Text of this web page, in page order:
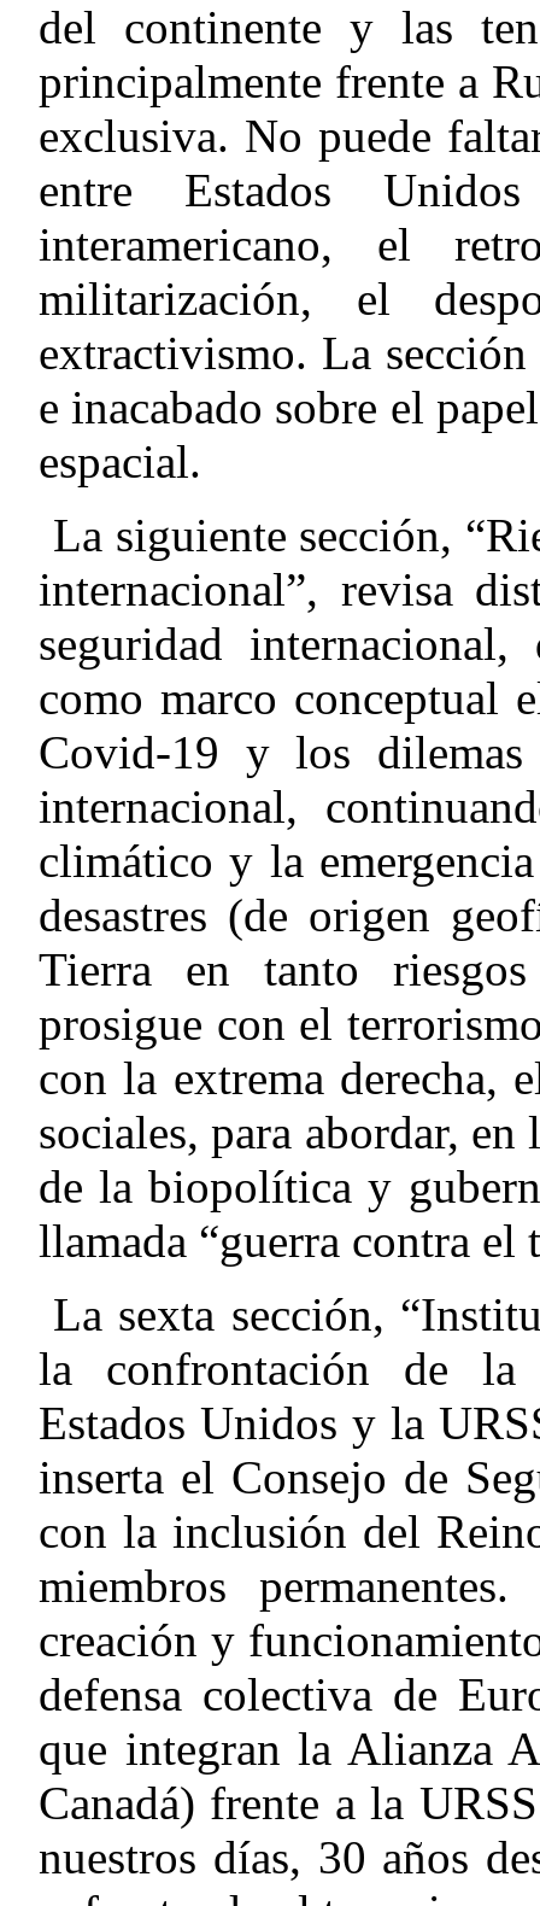
del continente y las
principalmente frente a
exclusiva. No puede
entre Estados
interamericano, el
militarización, el
extractivismo. La
e inacabado sobre el
espacial.
La siguiente sección,
internacional”, revisa
seguridad
como marco conceptual
Covid-19 y los dilemas
internacional,
climático y la
desastres (de origen
Tierra en tanto
prosigue con el
con la extrema derecha,
sociales, para abordar,
de la biopolítica y
llamada “guerra contra el
La sexta sección,
la confrontación de la
Estados Unidos y la
inserta el Consejo de
con la inclusión del
miembros
creación y
defensa colectiva de
que integran la Alianza
Canadá) frente a la
nuestros días, 30 años